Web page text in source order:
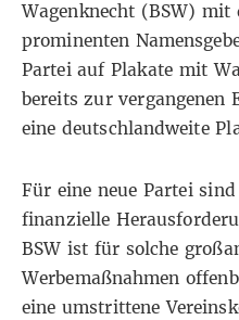
Wagenknecht (BSW) mit
prominenten
Partei auf Plakate mit
bereits zur vergangenen
eine deutschlandweite
Für eine neue Partei
finanzielle
BSW ist für solche
Werbemaßnahmen
eine umstrittene